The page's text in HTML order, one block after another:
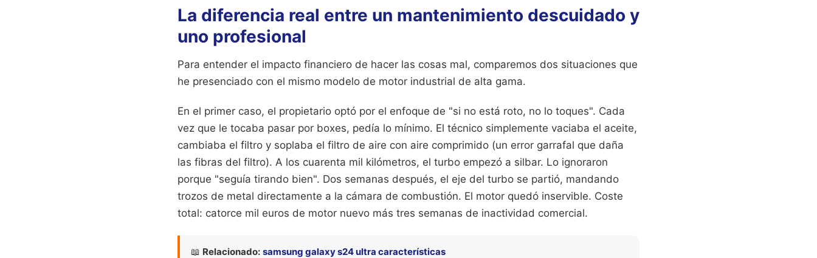
La diferencia real entre un mantenimiento descuidado y
uno profesional
Para entender el impacto financiero de hacer las cosas mal, comparemos dos situaciones que
he presenciado con el mismo modelo de motor industrial de alta gama.
En el primer caso, el propietario optó por el enfoque de "si no está roto, no lo toques". Cada
vez que le tocaba pasar por boxes, pedía lo mínimo. El técnico simplemente vaciaba el aceite,
cambiaba el filtro y soplaba el filtro de aire con aire comprimido (un error garrafal que daña
las fibras del filtro). A los cuarenta mil kilómetros, el turbo empezó a silbar. Lo ignoraron
porque "seguía tirando bien". Dos semanas después, el eje del turbo se partió, mandando
trozos de metal directamente a la cámara de combustión. El motor quedó inservible. Coste
total: catorce mil euros de motor nuevo más tres semanas de inactividad comercial.
📖 Relacionado: samsung galaxy s24 ultra características